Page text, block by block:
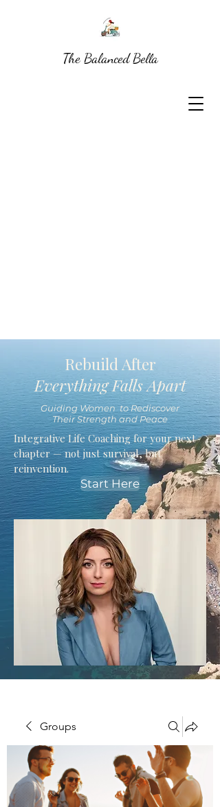
Rebuild After
Everything Falls Apart
Guiding Women to Rediscover
Their Strength and Peace
Integrative Life Coaching for your next
chapter — not just survival, but
reinvention.
Start Here
The Balanced Bella
Groups